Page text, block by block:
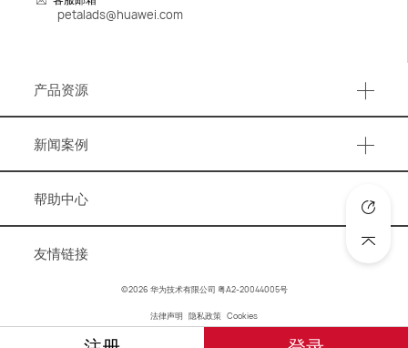
petalads@huawei.com
产品资源
新闻案例
洞察报告
帮助中心
友情链接
华为商城
©2026 华为技术有限公司 粤A2-20044005号
法律声明 隐私政策 Cookies